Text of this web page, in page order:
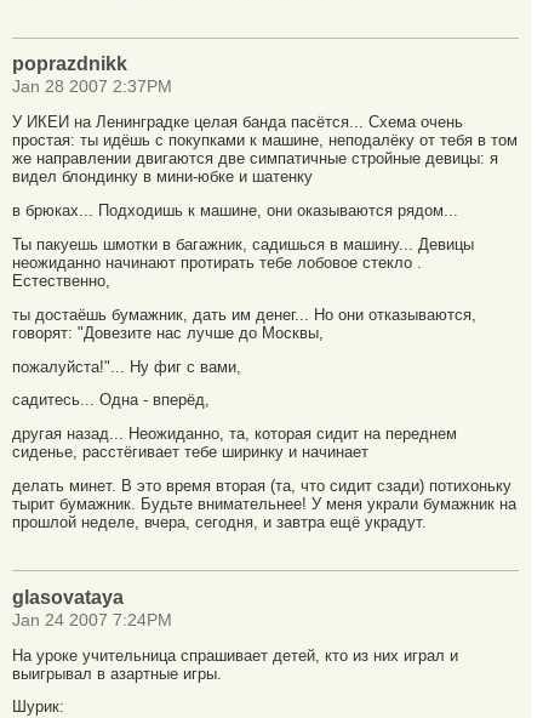
poprazdnikk
Jan 28 2007 2:37PM
У ИКЕИ на Ленинградке целая банда пасётся... Схема очень
простая: ты идёшь с покупками к машине, неподалёку от тебя в том
же направлении двигаются две симпатичные стройные девицы: я
видел блондинку в мини-юбке и шатенку
в брюках... Подходишь к машине, они оказываются рядом...
Ты пакуешь шмотки в багажник, садишься в машину... Девицы
неожиданно начинают протирать тебе лобовое стекло .
Естественно,
ты достаёшь бумажник, дать им денег... Но они отказываются,
говорят: "Довезите нас лучше до Москвы,
пожалуйста!"... Ну фиг с вами,
садитесь... Одна - вперёд,
другая назад... Неожиданно, та, которая сидит на переднем
сиденье, расстёгивает тебе ширинку и начинает
делать минет. В это время вторая (та, что сидит сзади) потихоньку
тырит бумажник. Будьте внимательнее! У меня украли бумажник на
прошлой неделе, вчера, сегодня, и завтра ещё украдут.
glasovataya
Jan 24 2007 7:24PM
На уроке учительница спрашивает детей, кто из них играл и
выигрывал в азартные игры.
Шурик: